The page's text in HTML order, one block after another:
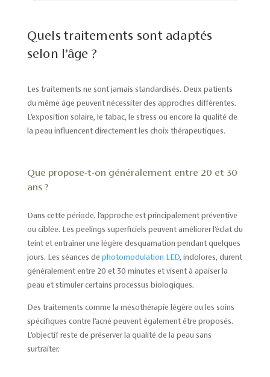
Quels traitements sont adaptés
selon l’âge ?
Les traitements ne sont jamais standardisés. Deux patients
du même âge peuvent nécessiter des approches différentes.
L’exposition solaire, le tabac, le stress ou encore la qualité de
la peau influencent directement les choix thérapeutiques.
Que propose-t-on généralement entre 20 et 30
ans ?
Dans cette période, l’approche est principalement préventive
ou ciblée. Les peelings superficiels peuvent améliorer l’éclat du
teint et entraîner une légère desquamation pendant quelques
jours. Les séances de photomodulation LED, indolores, durent
généralement entre 20 et 30 minutes et visent à apaiser la
peau et stimuler certains processus biologiques.
Des traitements comme la mésothérapie légère ou les soins
spécifiques contre l’acné peuvent également être proposés.
L’objectif reste de préserver la qualité de la peau sans
surtraiter.